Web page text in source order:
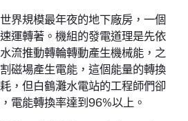
界規模最年夜的地下廠房，一個
運轉著。機組的發電道理是先依
流推動轉輪轉動產生機械能，之
磁場產生電能，這個能量的轉換
，但白鶴灘水電站的工程師們卻
電能轉換率達到96%以上。